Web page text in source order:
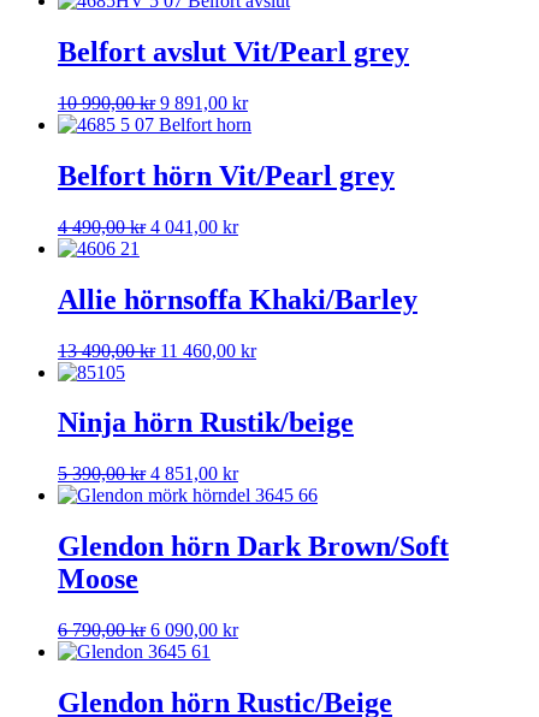
Belfort avslut Vit/Pearl grey
10 990,00kr Det
ursprungliga
var:
10
9 891,00 krDet
nuvarande
är:
9
Belfort hörn Vit/Pearl grey
4 490,00kr Det
var:
4
4 041,00 krDet
är:
4
Allie hörnsoffa Khaki/Barley
13 490,00kr Det
var:
13
11 460,00 krDet
är:
11
Ninja hörn Rustik/beige
5 390,00kr Det
ursprungliga
var:
5
4 851,00 krDet
nuvarande
är:
4
Glendon hörn Dark Brown/Soft
Moose
6 790,00kr Det
ursprungliga
var:
6 090,00 krDet
är:
Glendon hörn Rustic/Beige